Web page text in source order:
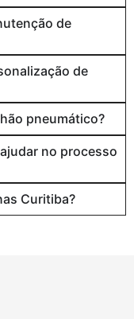
de
de
pneumático?
no processo
Curitiba?